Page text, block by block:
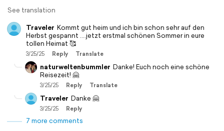
See translation
Traveler Kommt gut heim und ich bin schon sehr auf den
Herbst gespannt ….jetzt erstmal schönen Sommer in eure
tollen Heimat 🥰
3/25/25 Reply Translate
naturweltenbummler Danke! Euch noch eine schöne
Reisezeit! 🤗
3/25/25 Reply Translate
Traveler Danke 🤗
3/25/25 Reply
7 more comments